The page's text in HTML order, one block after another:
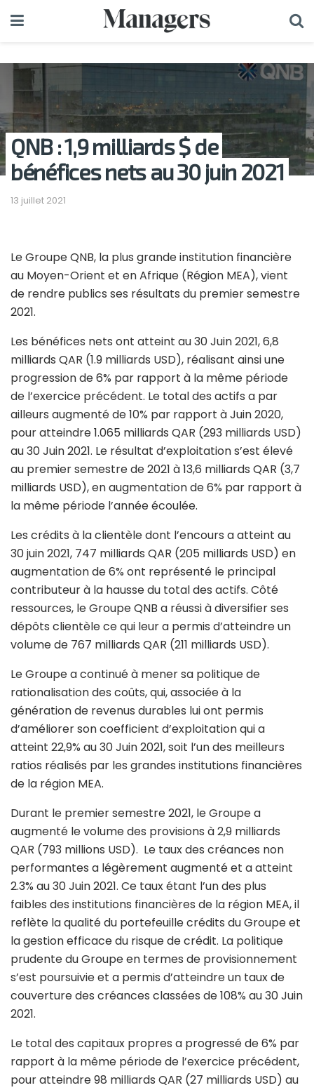
QNB : 1,9 milliards $ de
bénéfices nets au 30 juin 2021
13 juillet 2021
Le Groupe QNB, la plus grande institution financière
au Moyen-Orient et en Afrique (Région MEA), vient
de rendre publics ses résultats du premier semestre
2021.
Les bénéfices nets ont atteint au 30 Juin 2021, 6,8
milliards QAR (1.9 milliards USD), réalisant ainsi une
progression de 6% par rapport à la même période
de l’exercice précédent. Le total des actifs a par
ailleurs augmenté de 10% par rapport à Juin 2020,
pour atteindre 1.065 milliards QAR (293 milliards USD)
au 30 Juin 2021. Le résultat d’exploitation s’est élevé
au premier semestre de 2021 à 13,6 milliards QAR (3,7
milliards USD), en augmentation de 6% par rapport à
la même période l’année écoulée.
Les crédits à la clientèle dont l’encours a atteint au
30 juin 2021, 747 milliards QAR (205 milliards USD) en
augmentation de 6% ont représenté le principal
contributeur à la hausse du total des actifs. Côté
ressources, le Groupe QNB a réussi à diversifier ses
dépôts clientèle ce qui leur a permis d’atteindre un
volume de 767 milliards QAR (211 milliards USD).
Le Groupe a continué à mener sa politique de
rationalisation des coûts, qui, associée à la
génération de revenus durables lui ont permis
d’améliorer son coefficient d’exploitation qui a
atteint 22,9% au 30 Juin 2021, soit l’un des meilleurs
ratios réalisés par les grandes institutions financières
de la région MEA.
Durant le premier semestre 2021, le Groupe a
augmenté le volume des provisions à 2,9 milliards
QAR (793 millions USD). Le taux des créances non
performantes a légèrement augmenté et a atteint
2.3% au 30 Juin 2021. Ce taux étant l’un des plus
faibles des institutions financières de la région MEA, il
reflète la qualité du portefeuille crédits du Groupe et
la gestion efficace du risque de crédit. La politique
prudente du Groupe en termes de provisionnement
s’est poursuivie et a permis d’atteindre un taux de
couverture des créances classées de 108% au 30 Juin
2021.
Le total des capitaux propres a progressé de 6% par
rapport à la même période de l’exercice précédent,
pour atteindre 98 milliards QAR (27 milliards USD) au